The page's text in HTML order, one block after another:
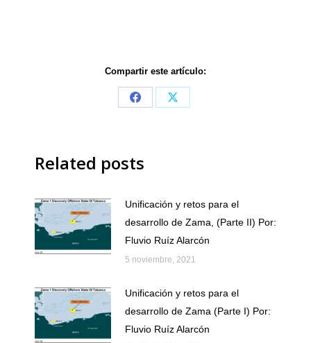
Compartir este artículo:
Share
Share
Related posts
Unificación y retos para el
desarrollo de Zama, (Parte II) Por:
Fluvio Ruíz Alarcón
5 noviembre, 2021
Unificación y retos para el
desarrollo de Zama (Parte I) Por:
Fluvio Ruíz Alarcón